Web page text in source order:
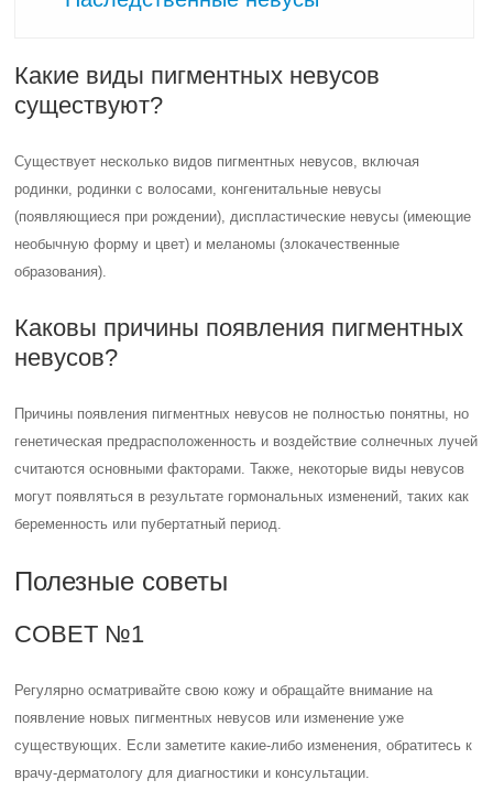
Какие виды пигментных невусов
существуют?
Существует несколько видов пигментных невусов, включая
родинки, родинки с волосами, конгенитальные невусы
(появляющиеся при рождении), диспластические невусы (имеющие
необычную форму и цвет) и меланомы (злокачественные
образования).
Каковы причины появления пигментных
невусов?
Причины появления пигментных невусов не полностью понятны, но
генетическая предрасположенность и воздействие солнечных лучей
считаются основными факторами. Также, некоторые виды невусов
могут появляться в результате гормональных изменений, таких как
беременность или пубертатный период.
Полезные советы
СОВЕТ №1
Регулярно осматривайте свою кожу и обращайте внимание на
появление новых пигментных невусов или изменение уже
существующих. Если заметите какие-либо изменения, обратитесь к
врачу-дерматологу для диагностики и консультации.